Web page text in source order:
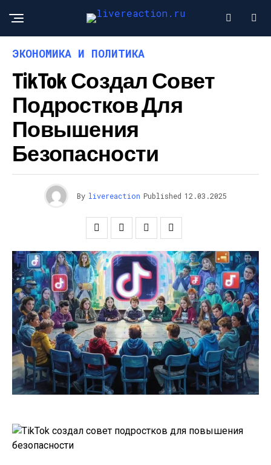
ЭКОНОМИКА И ПОЛИТИКА
TikTok Создал Совет
Подростков Для
Повышения
Безопасности
By livereaction Published 12.03.2025